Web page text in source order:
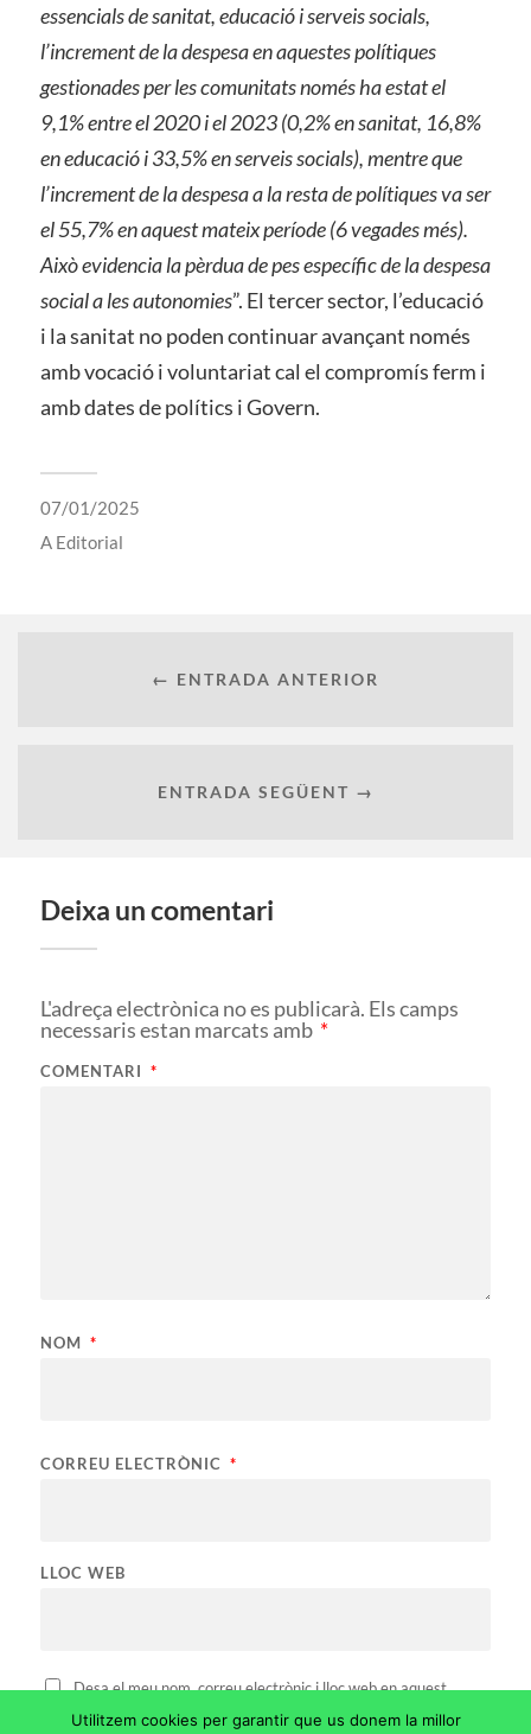
essencials de sanitat, educació i serveis socials,
l’increment de la despesa en aquestes polítiques
gestionades per les comunitats només ha estat el
9,1% entre el 2020 i el 2023 (0,2% en sanitat, 16,8%
en educació i 33,5% en serveis socials), mentre que
l’increment de la despesa a la resta de polítiques va ser
el 55,7% en aquest mateix període (6 vegades més).
Això evidencia la pèrdua de pes específic de la despesa
social a les autonomies”. El tercer sector, l’educació
i la sanitat no poden continuar avançant només
amb vocació i voluntariat cal el compromís ferm i
amb dates de polítics i Govern.
07/01/2025
A Editorial
← ENTRADA ANTERIOR
ENTRADA SEGÜENT →
Deixa un comentari
L'adreça electrònica no es publicarà. Els camps
necessaris estan marcats amb *
COMENTARI *
NOM *
CORREU ELECTRÒNIC *
LLOC WEB
Desa el meu nom, correu electrònic i lloc web en aquest
navegador per a la pròxima vegada que comenti.
Utilitzem cookies per garantir que us donem la millor